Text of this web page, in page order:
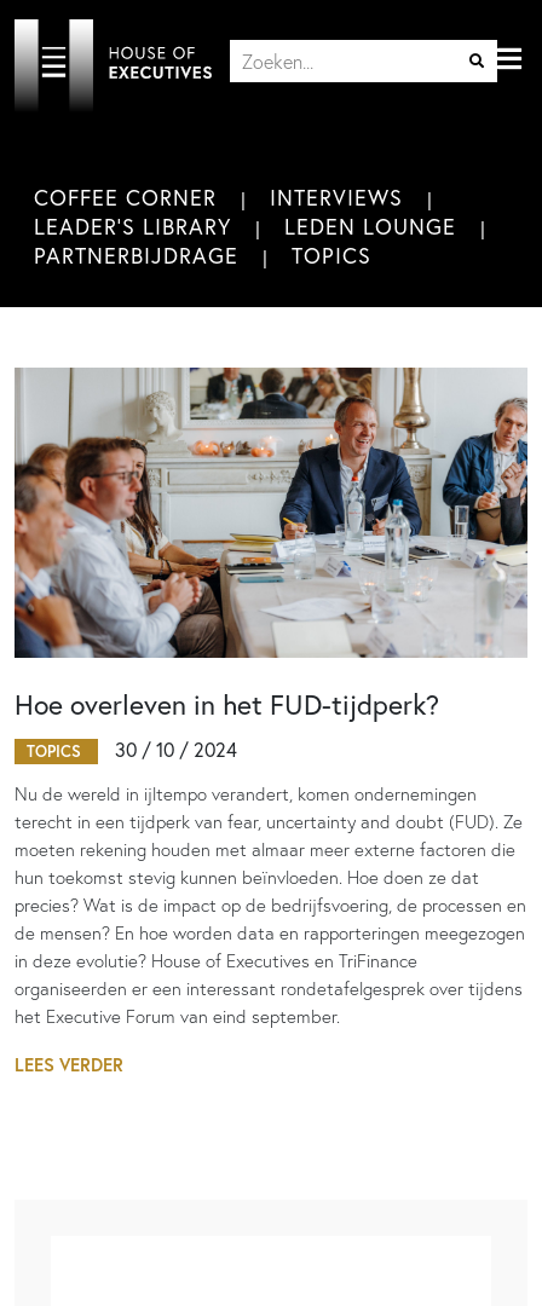
COFFEE CORNER
INTERVIEWS
LEADER'S LIBRARY
LEDEN LOUNGE
PARTNERBIJDRAGE
TOPICS
Hoe overleven in het FUD-tijdperk?
TOPICS 30 / 10 / 2024
Nu de wereld in ijltempo verandert, komen ondernemingen
terecht in een tijdperk van fear, uncertainty and doubt (FUD). Ze
moeten rekening houden met almaar meer externe factoren die
hun toekomst stevig kunnen beïnvloeden. Hoe doen ze dat
precies? Wat is de impact op de bedrijfsvoering, de processen en
de mensen? En hoe worden data en rapporteringen meegezogen
in deze evolutie? House of Executives en TriFinance
organiseerden er een interessant rondetafelgesprek over tijdens
het Executive Forum van eind september.
LEES VERDER